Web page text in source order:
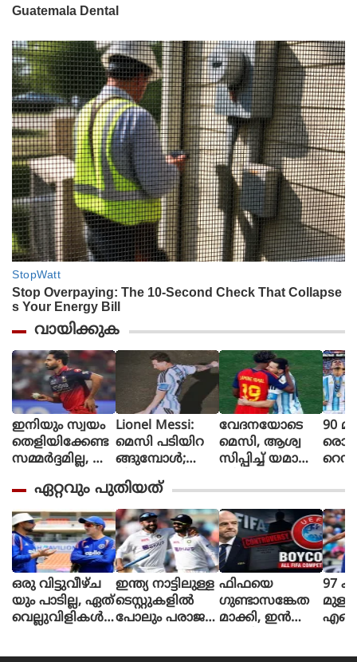
വായിക്കുക
ഇനിയും സ്വയം
തെളിയിക്കേണ്ട
സമ്മർദ്ദമില്ല, അ
ഭിച്ചാൽ സ
ന്തോഷം അത്ര
മാത്രം : ഭുവ
നേശ്വർ കുമാർ
Lionel Messi:
മെസി പടിയിറ
ങ്ങുമ്പോൾ;
വീണ്ടും
സാക്ഷിയായി
മെറ്റ്‌ലൈഫ്
വേദനയോടെ
മെസി, ആശ്വ
സിപ്പിച്ച് യമാൽ
90
രൊറ്റ
ളി
ൻ്റീന,
ഏറ്റവും പുതിയത്
ഒരു വിട്ടുവീഴ്ച
യും പാടില്ല, ഏത്
വെല്ലുവിളികൾ
ഇന്ത്യ നാട്ടിലുള്ള
ടെസ്റ്റുകളിൽ
പോലും പരാജയ
ഫിഫയെ
ഗുണ്ടാസങ്കേത
മാക്കി, ഇൻ
97